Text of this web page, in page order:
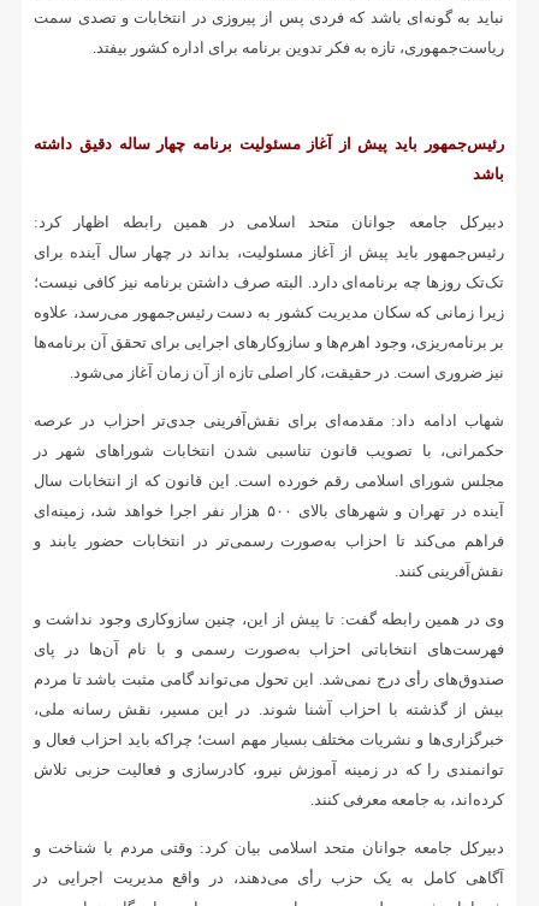
نباید به گونه‌ای باشد که فردی پس از پیروزی در انتخابات و تصدی سمت
ریاست‌جمهوری، تازه به فکر تدوین برنامه برای اداره کشور بیفتد.
رئیس‌جمهور باید پیش از آغاز مسئولیت برنامه چهار ساله دقیق داشته
باشد
دبیرکل جامعه جوانان متحد اسلامی در همین رابطه اظهار کرد:
رئیس‌جمهور باید پیش از آغاز مسئولیت، بداند در چهار سال آینده برای
تک‌تک روزها چه برنامه‌ای دارد. البته صرف داشتن برنامه نیز کافی نیست؛
زیرا زمانی که سکان مدیریت کشور به دست رئیس‌جمهور می‌رسد، علاوه
بر برنامه‌ریزی، وجود اهرم‌ها و سازوکارهای اجرایی برای تحقق آن برنامه‌ها
نیز ضروری است. در حقیقت، کار اصلی تازه از آن زمان آغاز می‌شود.
شهاب ادامه داد: مقدمه‌ای برای نقش‌آفرینی جدی‌تر احزاب در عرصه
حکمرانی، با تصویب قانون تناسبی شدن انتخابات شوراهای شهر در
مجلس شورای اسلامی رقم خورده است. این قانون که از انتخابات سال
آینده در تهران و شهرهای بالای ۵۰۰ هزار نفر اجرا خواهد شد، زمینه‌ای
فراهم می‌کند تا احزاب به‌صورت رسمی‌تر در انتخابات حضور یابند و
نقش‌آفرینی کنند.
وی در همین رابطه گفت: تا پیش از این، چنین سازوکاری وجود نداشت و
فهرست‌های انتخاباتی احزاب به‌صورت رسمی و با نام آن‌ها در پای
صندوق‌های رأی درج نمی‌شد. این تحول می‌تواند گامی مثبت باشد تا مردم
بیش از گذشته با احزاب آشنا شوند. در این مسیر، نقش رسانه ملی،
خبرگزاری‌ها و نشریات مختلف بسیار مهم است؛ چراکه باید احزاب فعال و
توانمندی را که در زمینه آموزش نیرو، کادرسازی و فعالیت حزبی تلاش
کرده‌اند، به جامعه معرفی کنند.
دبیرکل جامعه جوانان متحد اسلامی بیان کرد: وقتی مردم با شناخت و
آگاهی کامل به یک حزب رأی می‌دهند، در واقع مدیریت اجرایی در